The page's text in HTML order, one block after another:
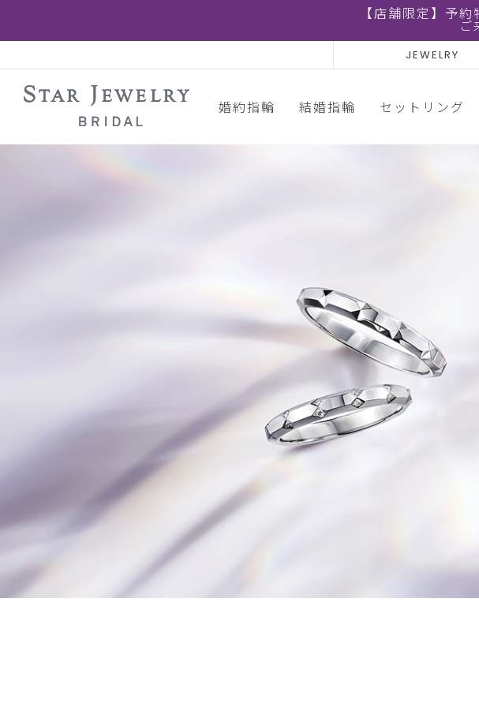
【店舗限定】予
JEWELRY
婚約指輪 結婚指輪 セットリング